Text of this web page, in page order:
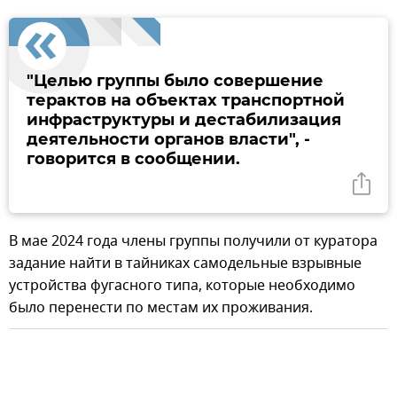
"Целью группы было совершение
терактов на объектах транспортной
инфраструктуры и дестабилизация
деятельности органов власти", -
говорится в сообщении.
В мае 2024 года члены группы получили от куратора
задание найти в тайниках самодельные взрывные
устройства фугасного типа, которые необходимо
было перенести по местам их проживания.